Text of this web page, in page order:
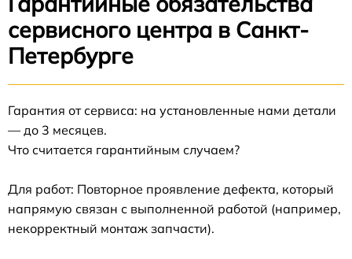
сервисного центра в Санкт-
Петербурге
Гарантия от сервиса: на установленные нами детали
— до 3 месяцев.
Что считается гарантийным случаем?
Для работ: Повторное проявление дефекта, который
напрямую связан с выполненной работой (например,
некорректный монтаж запчасти).